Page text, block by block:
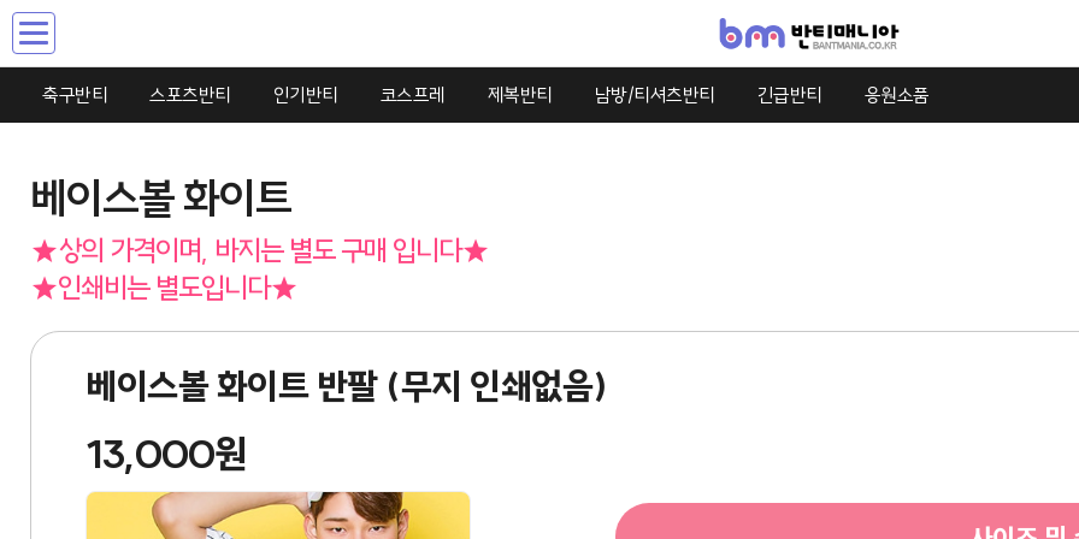
Toggle
navigation
축구반티 스포츠반티 인기반티 코스프레 제복반티 남방/티셔츠반티 긴급반티 응원소품
베이스볼 화이트
★상의 가격이며, 바지는 별도 구매 입니다★
★인쇄비는 별도입니다★
베이스볼 화이트 반팔 (무지 인쇄없음)
13,000원